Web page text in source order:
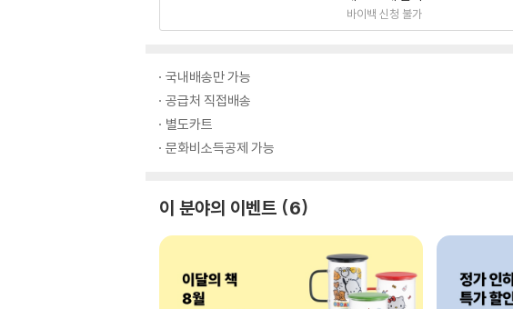
바이백 신청 불가
국내배송만 가능
공급처 직접배송
별도카트
문화비소득공제 가능
이 분야의 이벤트 6